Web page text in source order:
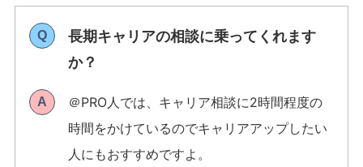
Q
長期キャリアの相談に乗ってくれます
か？
A
＠PRO人では、キャリア相談に2時間程度の
時間をかけているのでキャリアアップしたい
人にもおすすめですよ。